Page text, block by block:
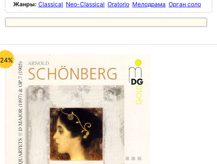
Жанры: Classical Neo-Classical Oratorio Мелодрама Орган соло